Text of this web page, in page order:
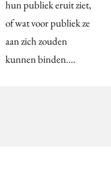
hun publiek eruit ziet,
of wat voor publiek ze
aan zich zouden
kunnen binden.…